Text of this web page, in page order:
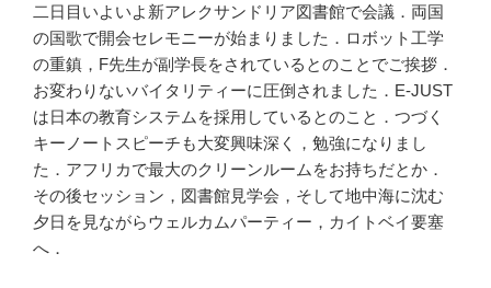
二日目いよいよ新アレクサンドリア図書館で会議．両国
の国歌で開会セレモニーが始まりました．ロボット工学
の重鎮，F先生が副学長をされているとのことでご挨拶．
お変わりないバイタリティーに圧倒されました．E-JUST
は日本の教育システムを採用しているとのこと．つづく
キーノートスピーチも大変興味深く，勉強になりまし
た．アフリカで最大のクリーンルームをお持ちだとか．
その後セッション，図書館見学会，そして地中海に沈む
夕日を見ながらウェルカムパーティー，カイトベイ要塞
へ．